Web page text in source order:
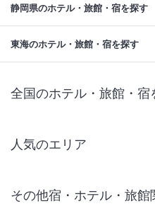
静岡県のホテル・旅館・宿を探す
東海のホテル・旅館・宿を探す
全国のホテル・旅館・宿
人気のエリア
仙台 ホテル
その他宿・ホテル・旅館